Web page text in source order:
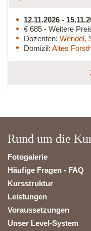
12.11.2026 -
€ 685 - Weitere
Dozenten: Wendel,
Domizil: Altes
Rund um die
Fotogalerie
Häufige Fragen - FAQ
Kursstruktur
Leistungen
Voraussetzungen
Unser Level-System